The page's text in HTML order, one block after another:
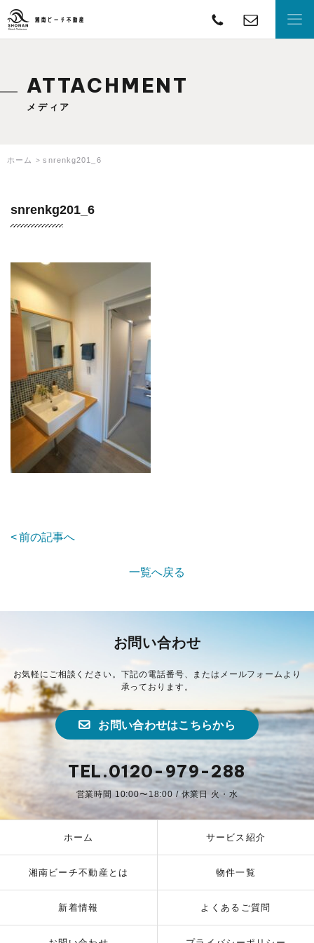
湘南ビーチ不動産
ATTACHMENT
メディア
ホーム snrenkg201_6
snrenkg201_6
前の記事へ
一覧へ戻る
お問い合わせ
お気軽にご相談ください。下記の電話番号、またはメールフォームより
承っております。
お問い合わせはこちらから
TEL.0120-979-288
営業時間 10:00〜18:00 / 休業日 火・水
ホーム サービス紹介
湘南ビーチ不動産とは 物件一覧
新着情報 よくあるご質問